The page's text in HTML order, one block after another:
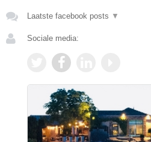
Laatste facebook posts ▼
Sociale media: